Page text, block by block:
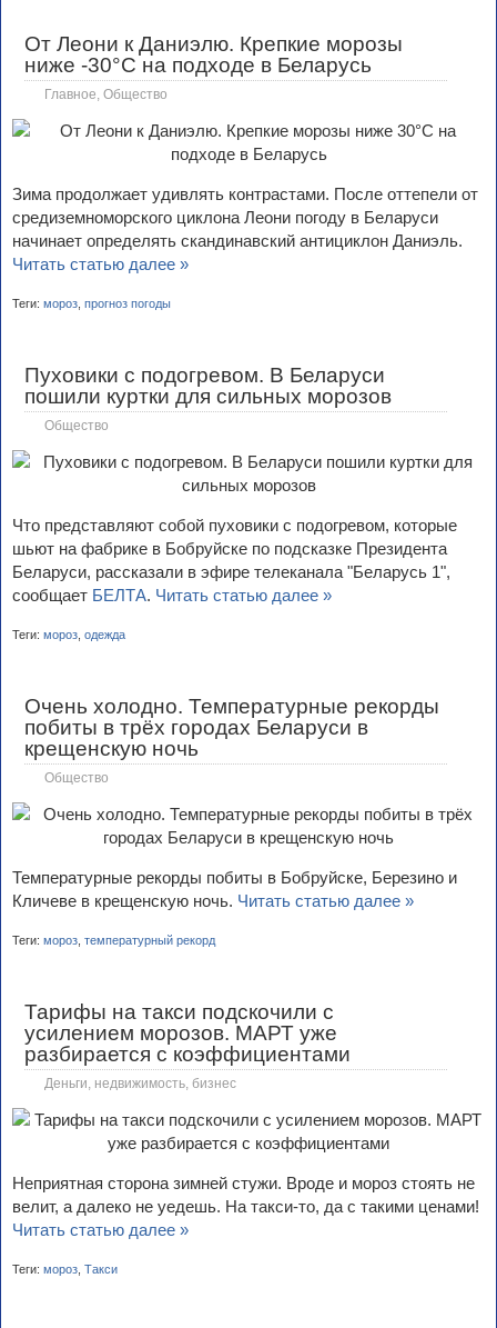
От Леони к Даниэлю. Крепкие морозы
ниже -30°С на подходе в Беларусь
Главное Общество
Зима продолжает удивлять контрастами. После оттепели от
средиземноморского циклона Леони погоду в Беларуси
начинает определять скандинавский антициклон Даниэль.
Читать статью далее »
Теги: мороз прогноз погоды
Пуховики с подогревом. В Беларуси
пошили куртки для сильных морозов
Общество
Что представляют собой пуховики с подогревом, которые
шьют на фабрике в Бобруйске по подсказке Президента
Беларуси, рассказали в эфире телеканала "Беларусь 1",
сообщает БЕЛТА. Читать статью далее »
Теги: мороз одежда
Очень холодно. Температурные рекорды
побиты в трёх городах Беларуси в
крещенскую ночь
Общество
Температурные рекорды побиты в Бобруйске, Березино и
Кличеве в крещенскую ночь. Читать статью далее »
Теги: мороз температурный рекорд
Тарифы на такси подскочили с
усилением морозов. МАРТ уже
разбирается с коэффициентами
Деньги, недвижимость, бизнес
Неприятная сторона зимней стужи. Вроде и мороз стоять не
велит, а далеко не уедешь. На такси-то, да с такими ценами!
Читать статью далее »
Теги: мороз Такси